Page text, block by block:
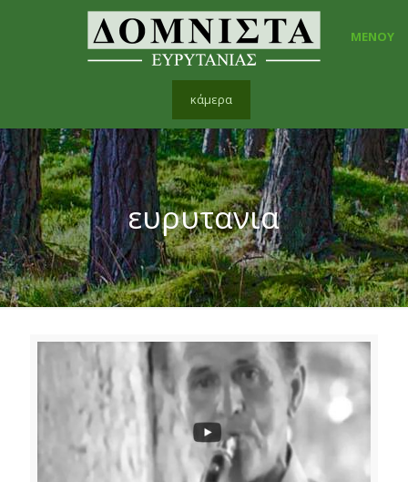
ΜΕΝΟΥ
κάμερα
ευρυτανια